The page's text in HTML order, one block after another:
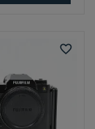
favorite_border